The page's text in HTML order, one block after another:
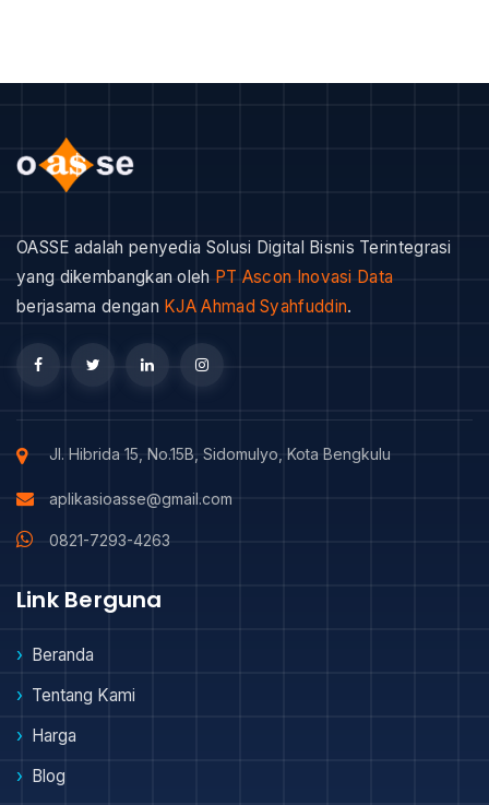
OASSE adalah penyedia Solusi Digital Bisnis Terintegrasi
yang dikembangkan oleh PT Ascon Inovasi Data
berjasama dengan KJA Ahmad Syahfuddin.
Jl. Hibrida 15, No.15B, Sidomulyo, Kota Bengkulu
aplikasioasse@gmail.com
0821-7293-4263
Link Berguna
Beranda
Tentang Kami
Harga
Blog